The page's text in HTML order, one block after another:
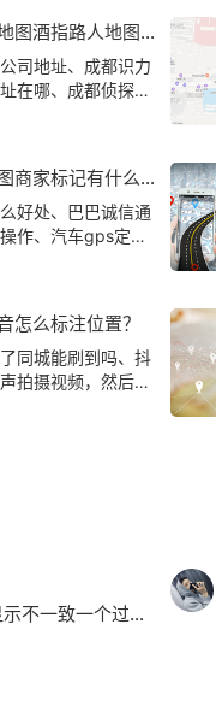
图酒指路人地图标
司地址、成都识力
在哪、成都侦探公
业管理咨询有限公
商家标记有什么好
好处、巴巴诚信通
作、汽车gps定位
高了有什么好处相
怎么标注位置？
同城能刷到吗、抖
拍摄视频，然后发
标注服务中心铺位
不一致一个过路